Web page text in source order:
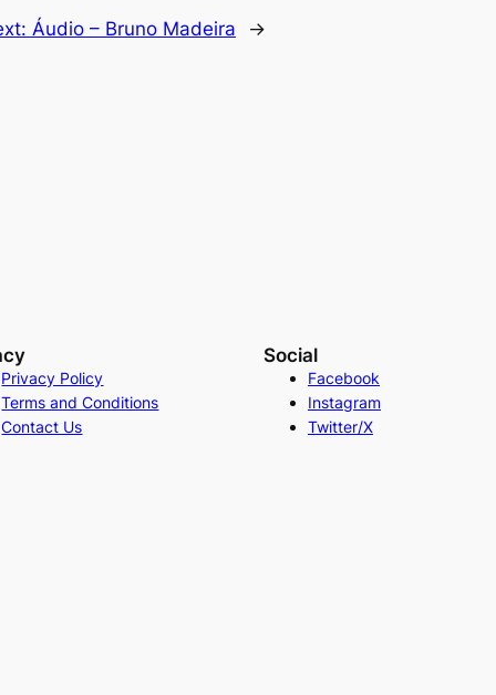
Áudio – Bruno Madeira →
Privacy Policy
Terms and Conditions
Contact Us
Social
Facebook
Instagram
Twitter/X